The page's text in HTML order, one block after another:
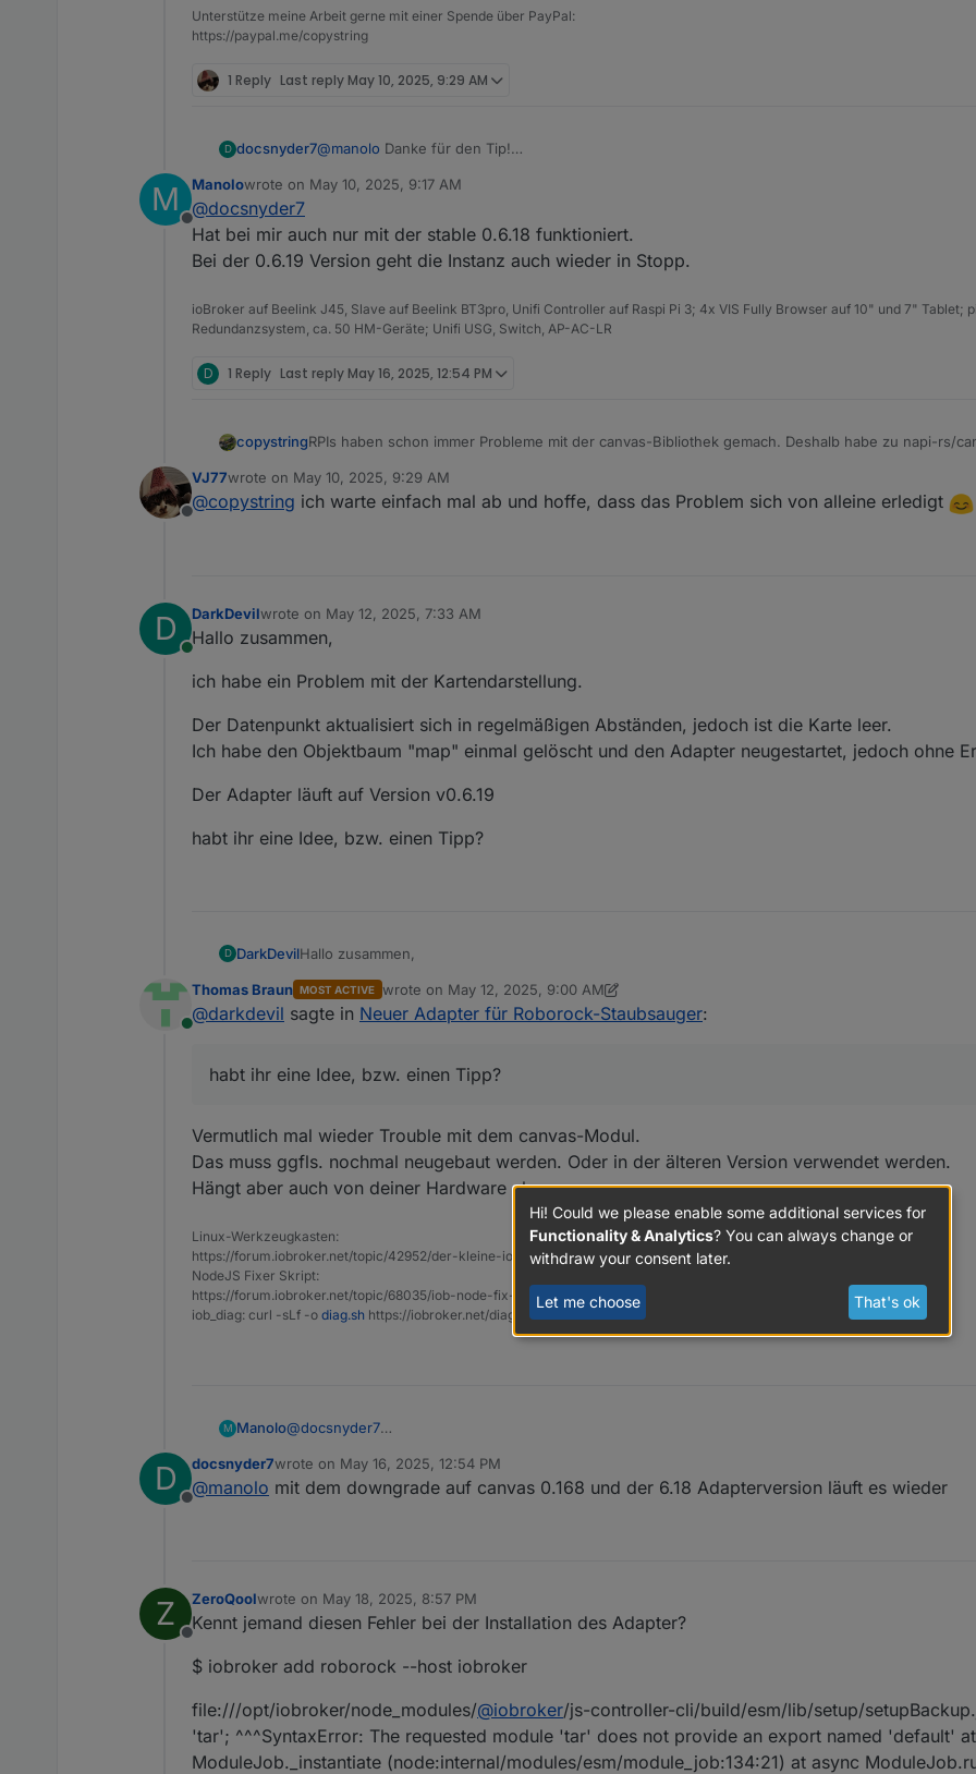
Unterstütze meine Arbeit gerne mit einer Spende über PayPal:
https://paypal.me/copystring
1 Reply Last reply May 10, 2025, 9:29 AM
D docsnyder7@manolo Danke für den Tip!
was bedeutet der Warneintrag "SIGILL" im Log?
M
Offline
Manolowrote on May 10, 2025, 9:17 AM
last edited by
@docsnyder7
Hat bei mir auch nur mit der stable 0.6.18 funktioniert.
Bei der 0.6.19 Version geht die Instanz auch wieder in Stopp.
ioBroker auf Beelink J45, Slave auf Beelink BT3pro, Unifi Controller auf Raspi Pi 3; 4x VIS Fully Browser auf 10" und 7" Tablet;
Redundanzsystem, ca. 50 HM-Geräte; Unifi USG, Switch, AP-AC-LR
D 1 Reply Last reply May 16, 2025, 12:54 PM
copystringRPIs haben schon immer Probleme mit der canvas-Bibliothek gemach. Deshalb habe zu napi-rs/
Offline
VJ77wrote on May 10, 2025, 9:29 AM
last edited by
@copystring ich warte einfach mal ab und hoffe, dass das Problem sich von alleine erledigt
D
Online
DarkDevilwrote on May 12, 2025, 7:33 AM
last edited by
Hallo zusammen,
ich habe ein Problem mit der Kartendarstellung.
Der Datenpunkt aktualisiert sich in regelmäßigen Abständen, jedoch ist die Karte leer.
Ich habe den Objektbaum "map" einmal gelöscht und den Adapter neugestartet, jedoch ohne
Der Adapter läuft auf Version v0.6.19
habt ihr eine Idee, bzw. einen Tipp?
D DarkDevilHallo zusammen,
ich habe ein Problem mit der Kartendarstellung.
Der Adapter läuft auf Version v0.6.19
Online
Thomas Braun MOST ACTIVE wrote on May 12, 2025, 9:00 AM
last edited by Thomas Braun May 12, 2025, 11:01 AM
@darkdevil sagte in Neuer Adapter für Roborock-Staubsauger:
habt ihr eine Idee, bzw. einen Tipp?
Vermutlich mal wieder Trouble mit dem canvas-Modul.
Das muss ggfls. nochmal neugebaut werden. Oder in der älteren Version verwendet werden.
Hängt aber auch von deiner Hardware ab.
Linux-Werkzeugkasten:
https://forum.iobroker.net/topic/42952/der-kleine-iobroker-linux-werkzeugkasten
NodeJS Fixer Skript:
https://forum.iobroker.net/topic/68035/iob-node-fix-skript
iob_diag: curl -sLf -o diag.sh https://iobroker.net/diag.sh && bash
M Manolo@docsnyder7
Bei der 0.6.19 Version geht die Instanz auch wieder in Stopp.
D
Offline
docsnyder7wrote on May 16, 2025, 12:54 PM
last edited by
@manolo mit dem downgrade auf canvas 0.168 und der 6.18 Adapterversion läuft es wieder
Z
Offline
ZeroQoolwrote on May 18, 2025, 8:57 PM
last edited by
Kennt jemand diesen Fehler bei der Installation des Adapter?
$ iobroker add roborock --host iobroker
file:///opt/iobroker/node_modules/@iobroker/js-controller-cli/build/esm/lib/setup/
'tar'; ^^^SyntaxError: The requested module 'tar' does not provide an export named 'default' at
ModuleJob._instantiate (node:internal/modules/esm/module_job:134:21) at async
Hi! Could we please enable some additional services for
Functionality & Analytics? You can always change or
withdraw your consent later.
Let me choose That's ok